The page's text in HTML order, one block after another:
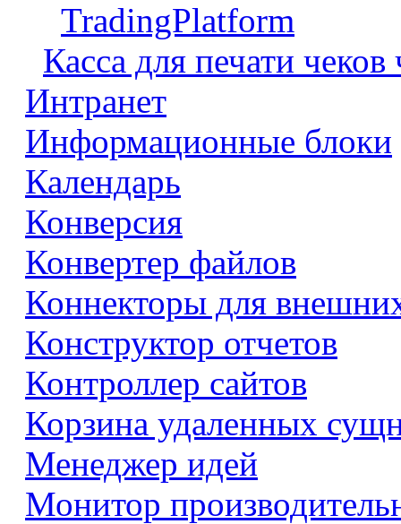
TradingPlatform
Касса для печати
Интранет
Информационные блоки
Календарь
Конверсия
Конвертер файлов
Коннекторы для
Конструктор отчетов
Контроллер сайтов
Корзина удаленных
Менеджер идей
Монитор